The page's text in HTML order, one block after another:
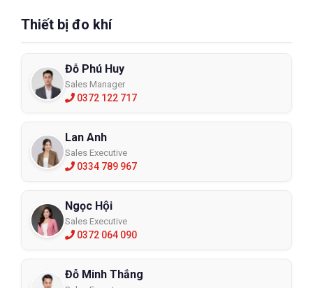
Thiết bị đo khí
Đỗ Phú Huy
Sales Manager
0372 122 717
Lan Anh
Sales Executive
0334 789 967
Ngọc Hội
Sales Executive
0372 064 090
Đỗ Minh Thắng